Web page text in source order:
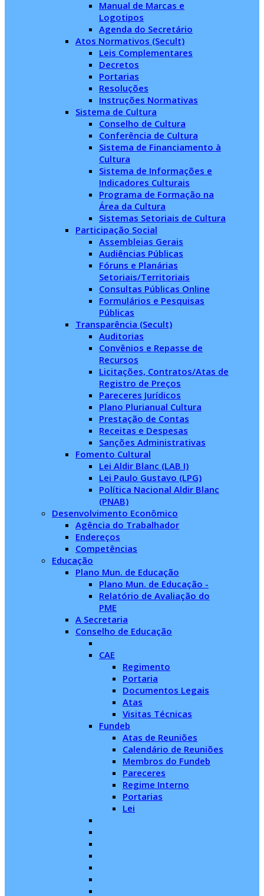
Manual de Marcas e
Logotipos
Agenda do Secretário
Atos Normativos (Secult)
Leis Complementares
Decretos
Portarias
Resoluções
Instruções Normativas
Sistema de Cultura
Conselho de Cultura
Conferência de Cultura
Sistema de Financiamento à
Cultura
Sistema de Informações e
Indicadores Culturais
Programa de Formação na
Área da Cultura
Sistemas Setoriais de Cultura
Participação Social
Assembleias Gerais
Audiências Públicas
Fóruns e Planárias
Setoriais/Territoriais
Consultas Públicas Online
Formulários e Pesquisas
Públicas
Transparência (Secult)
Auditorias
Convênios e Repasse de
Recursos
Licitações, Contratos/Atas de
Registro de Preços
Pareceres Jurídicos
Plano Plurianual Cultura
Prestação de Contas
Receitas e Despesas
Sanções Administrativas
Fomento Cultural
Lei Aldir Blanc (LAB I)
Lei Paulo Gustavo (LPG)
Política Nacional Aldir Blanc
(PNAB)
Desenvolvimento Econômico
Agência do Trabalhador
Endereços
Competências
Educação
Plano Mun. de Educação
Plano Mun. de Educação -
Relatório de Avaliação do
PME
A Secretaria
Conselho de Educação
CAE
Regimento
Portaria
Documentos Legais
Atas
Visitas Técnicas
Fundeb
Atas de Reuniões
Calendário de Reuniões
Membros do Fundeb
Pareceres
Regime Interno
Portarias
Lei